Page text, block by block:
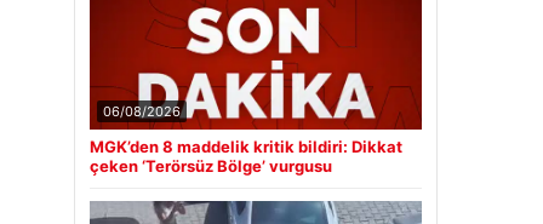
06/08/2026
MGK’den 8 maddelik kritik bildiri: Dikkat
çeken ‘Terörsüz Bölge’ vurgusu